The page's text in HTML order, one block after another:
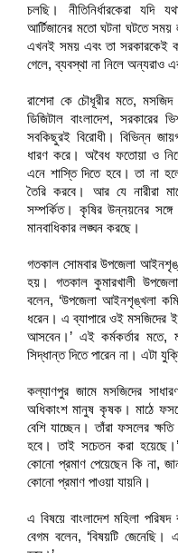
চলছি। নীতিনির্ধারকেরা যদি
আর্টিজানের মতো ঘটনা ঘটতে
এখনই সময় এবং তা সরকারকেই
গেলে, ব্যবস্থা না নিলে অন্যরাও
রাশেদা কে চৌধূরীর মতে, মসজিদ
ডিজিটাল বাংলাদেশ, সরকারের
সবকিছুরই বিরোধী। বিভিন্ন
ধারণ করে। অবৈধ ফতোয়া ও
এনে শাস্তি দিতে হবে। তা না
তৈরি করবে। আর যে নারীরা
সম্পর্কিত। কৃষির উন্নয়নের
মানবাধিকার লঙ্ঘন করছে।
গতকাল সোমবার উপজেলা
হয়। গতকাল কুমারখালী উপজেলা
বলেন, ‘উপজেলা আইনশৃঙ্খলা
ধরেন। এ ব্যাপারে ওই মসজিদের
আসবেন।’ এই কর্মকর্তার মতে,
সিদ্ধান্ত দিতে পারেন না। এটা
কল্যাণপুর জামে মসজিদের
অধিকাংশ মানুষ কৃষক। মাঠে
বেশি যাচ্ছেন। তাঁরা ফসলের
হবে। তাই সচেতন করা
কোনো প্রমাণ পেয়েছেন কি না,
কোনো প্রমাণ পাওয়া যায়নি।
এ বিষয়ে বাংলাদেশ মহিলা
বেগম বলেন, ‘বিষয়টি